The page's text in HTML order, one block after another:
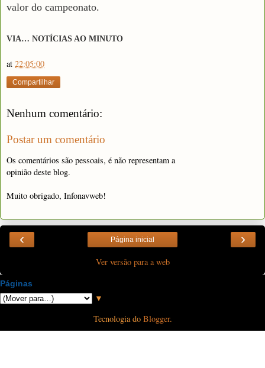
valor do campeonato.
VIA… NOTÍCIAS AO MINUTO
at 22:05:00
Compartilhar
Nenhum comentário:
Postar um comentário
Os comentários são pessoais, é não representam a
opinião deste blog.
Muito obrigado, Infonavweb!
‹ ›
Página inicial
Ver versão para a web
Páginas
▼
Tecnologia do Blogger.